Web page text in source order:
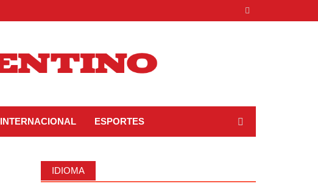
INTERNACIONAL ESPORTES
IDIOMA